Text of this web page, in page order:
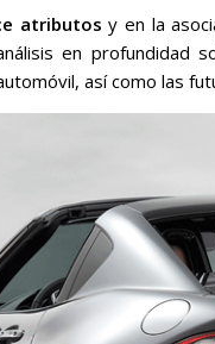
atributosy en la
en profundidad
así como las